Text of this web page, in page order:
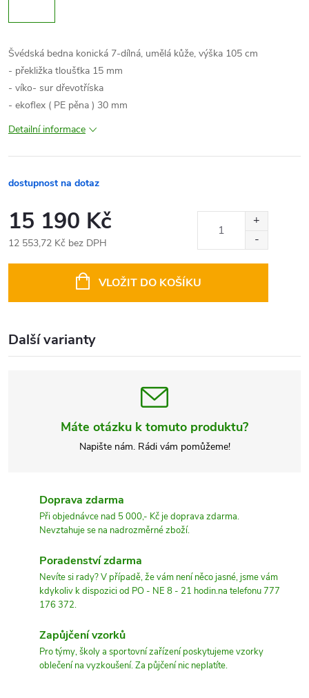
Švédská bedna konická 7-dílná, umělá kůže, výška 105 cm
- překližka tloušťka 15 mm
- víko- sur dřevotříska
- ekoflex ( PE pěna ) 30 mm
Detailní informace
dostupnost na dotaz
15 190 Kč
12 553,72 Kč bez DPH
VLOŽIT DO KOŠÍKU
Další varianty
Máte otázku k tomuto produktu?
Napište nám. Rádi vám pomůžeme!
Doprava zdarma
Při objednávce nad 5 000,- Kč je doprava zdarma.
Nevztahuje se na nadrozměrné zboží.
Poradenství zdarma
Nevíte si rady? V případě, že vám není něco jasné, jsme vám
kdykoliv k dispozici od PO - NE 8 - 21 hodin.na telefonu 777
176 372.
Zapůjčení vzorků
Pro týmy, školy a sportovní zařízení poskytujeme vzorky
oblečení na vyzkoušení. Za půjčení nic neplatíte.